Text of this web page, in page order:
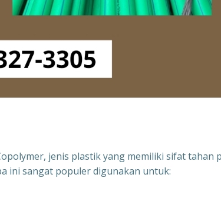
jenis plastik yang memiliki sifat tahan
ini sangat populer digunakan untuk: